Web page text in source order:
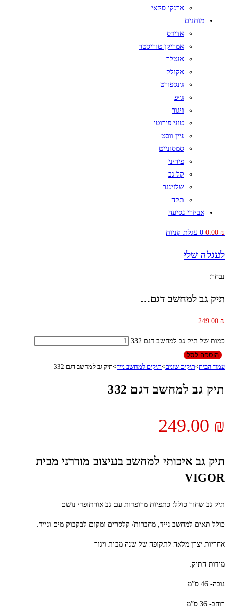
ארנקי סקאי
מותגים
אדידס
אמריקן טוריסטר
אנטלר
אקולק
ג׳נספורט
ג׳יפ
ויגור
טוני פירוטי
ניין ווסט
סמסונייט
פיריני
קל גב
שלזינגר
תקה
אביזרי נסיעה
0.00 ₪
0 עגלת קניות
לעגלה שלי
נבחר:
תיק גב למחשב דגם…
249.00 ₪
כמות של תיק גב למחשב דגם 332
הוספה לסל
עמוד הבית>תיקים שונים>תיקים למחשב נייד>תיק גב למחשב דגם 332
תיק גב למחשב דגם 332
249.00 ₪
תיק גב איכותי למחשב בעיצוב מודרני מבית
VIGOR
תיק גב שחור כולל: כתפיות מרופדות עם גב אורתופדי נושם
כולל תאים למחשב נייד, מחברות/ קלסרים ומקום לבקבוק מים ונייד.
אחריות יצרן מלאה לתקופה של שנה מבית ויגור
מידות התיק:
גובה- 46 ס”מ
רוחב- 36 ס”מ